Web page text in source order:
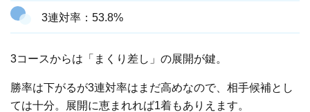
3連対率：53.8%
3コースからは「まくり差し」の展開が鍵。
勝率は下がるが3連対率はまだ高めなので、相手候補とし
ては十分。展開に恵まれれば1着もありえます。